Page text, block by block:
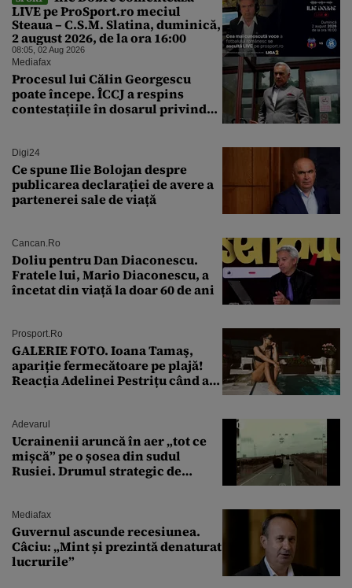
LIVE pe ProSport.ro meciul
Steaua – C.S.M. Slatina, duminică,
2 august 2026, de la ora 16:00
08:05, 02 Aug 2026
Mediafax
Procesul lui Călin Georgescu
poate începe. ÎCCJ a respins
contestațiile în dosarul privind
Digi24
Ce spune Ilie Bolojan despre
publicarea declarației de avere a
partenerei sale de viață
Cancan.ro
Doliu pentru Dan Diaconescu.
Fratele lui, Mario Diaconescu, a
încetat din viață la doar 60 de ani
Prosport.ro
GALERIE FOTO. Ioana Tamaş,
apariție fermecătoare pe plajă!
Reacția Adelinei Pestrițu când a
Adevarul
Ucrainenii aruncă în aer „tot ce
mișcă” pe o șosea din sudul
Rusiei. Drumul strategic de
Mediafax
Guvernul ascunde recesiunea.
Câciu: „Mint și prezintă denaturat
lucrurile”